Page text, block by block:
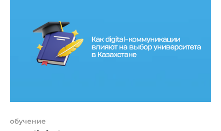
развития рынка беспилотных систем, так и
развития системы его регулирования – точнее,
системы
обучение